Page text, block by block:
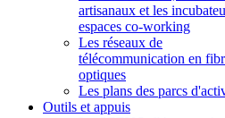
artisanaux et les
espaces co-working
Les réseaux de
télécommunication en
optiques
Les plans des parcs
Outils et appuis